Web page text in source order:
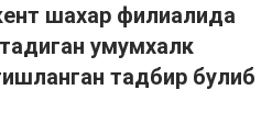
шахар филиалида
умумхалк
тадбир булиб